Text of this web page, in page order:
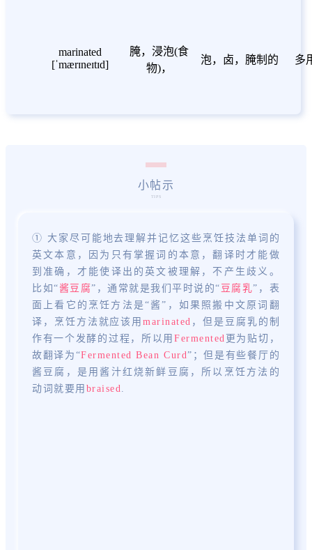
marinated
[ˈmærɪneɪtɪd]
腌，浸泡(食
物)，
泡，卤，腌制的 多
小帖示
① 大家尽可能地去理解并记忆这些烹饪技法单词的
英文本意，因为只有掌握词的本意，翻译时才能做
到准确，才能使译出的英文被理解，不产生歧义。
比如“ 酱豆腐”，通常就是我们平时说的“ 豆腐乳”，表
面上看它的烹饪方法是“酱”，如果照搬中文原词翻
译，烹饪方法就应该用marinated ，但是豆腐乳的制
作有一个发酵的过程，所以用Fermented 更为贴切，
故翻译为“Fermented Bean Curd”；但是有些餐厅的
酱豆腐，是用酱汁红烧新鲜豆腐，所以烹饪方法的
动词就要用 braised.